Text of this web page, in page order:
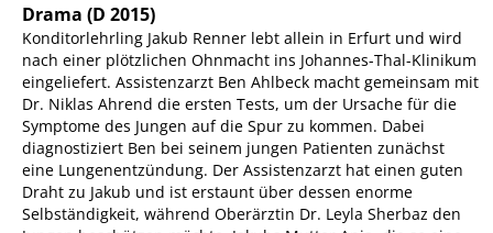
Drama (D 2015)
Konditorlehrling Jakub Renner lebt allein in Erfurt und wird
nach einer plötzlichen Ohnmacht ins Johannes-Thal-Klinikum
eingeliefert. Assistenzarzt Ben Ahlbeck macht gemeinsam mit
Dr. Niklas Ahrend die ersten Tests, um der Ursache für die
Symptome des Jungen auf die Spur zu kommen. Dabei
diagnostiziert Ben bei seinem jungen Patienten zunächst
eine Lungenentzündung. Der Assistenzarzt hat einen guten
Draht zu Jakub und ist erstaunt über dessen enorme
Selbständigkeit, während Oberärztin Dr. Leyla Sherbaz den